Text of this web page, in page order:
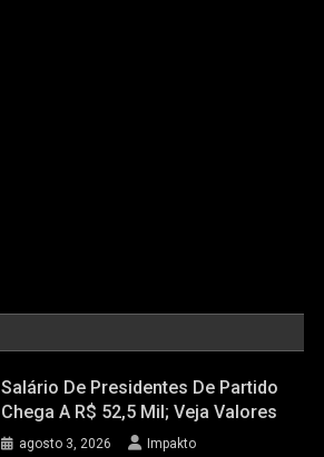
Salário De Presidentes De Partido
Chega A R$ 52,5 Mil; Veja Valores
agosto 3, 2026 Impakto